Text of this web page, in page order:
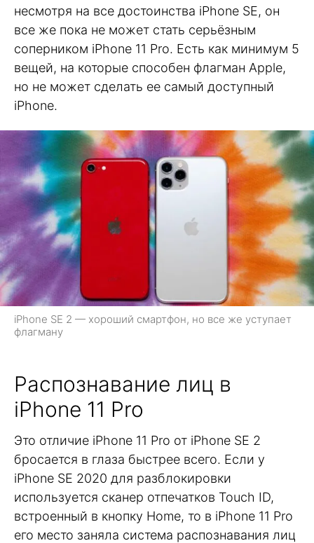
несмотря на все достоинства iPhone SE, он
все же пока не может стать серьёзным
соперником iPhone 11 Pro. Есть как минимум 5
вещей, на которые способен флагман Apple,
но не может сделать ее самый доступный
iPhone.
iPhone SE 2 — хороший смартфон, но все же уступает
флагману
Распознавание лиц в
iPhone 11 Pro
Это отличие iPhone 11 Pro от iPhone SE 2
бросается в глаза быстрее всего. Если у
iPhone SE 2020 для разблокировки
используется сканер отпечатков Touch ID,
встроенный в кнопку Home, то в iPhone 11 Pro
его место заняла система распознавания лиц